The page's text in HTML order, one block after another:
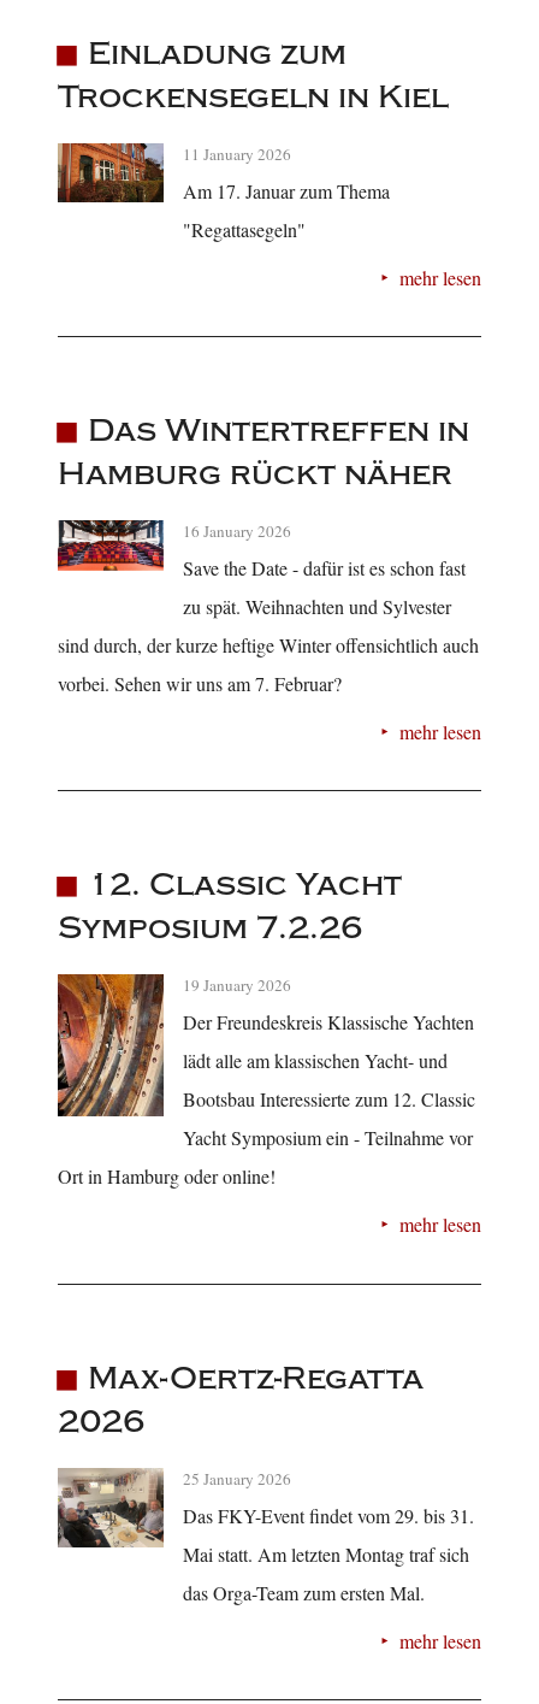
Einladung zum
Trockensegeln in Kiel
11 January 2026
Am 17. Januar zum Thema
"Regattasegeln"
mehr lesen
Das Wintertreffen in
Hamburg rückt näher
16 January 2026
Save the Date - dafür ist es schon fast
zu spät. Weihnachten und Sylvester
sind durch, der kurze heftige Winter offensichtlich auch
vorbei. Sehen wir uns am 7. Februar?
mehr lesen
12. Classic Yacht
Symposium 7.2.26
19 January 2026
Der Freundeskreis Klassische Yachten
lädt alle am klassischen Yacht- und
Bootsbau Interessierte zum 12. Classic
Yacht Symposium ein - Teilnahme vor
Ort in Hamburg oder online!
mehr lesen
Max-Oertz-Regatta
2026
25 January 2026
Das FKY-Event findet vom 29. bis 31.
Mai statt. Am letzten Montag traf sich
das Orga-Team zum ersten Mal.
mehr lesen